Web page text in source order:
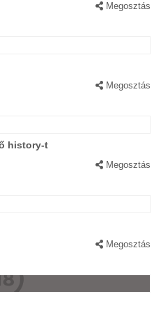
Megosztás
Megosztás
history-t
Megosztás
Megosztás